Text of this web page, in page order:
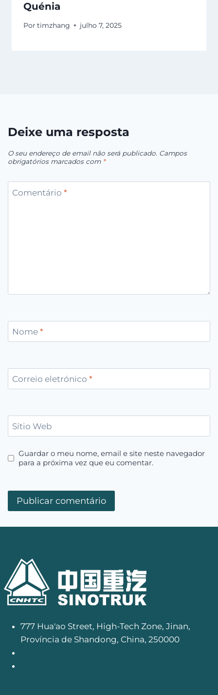
Quénia
Por timzhang julho 7, 2025
Deixe uma resposta
O seu endereço de email não será publicado. Campos
obrigatórios marcados com *
Comentário *
Nome *
Correio eletrónico *
Sítio Web
Guardar o meu nome, email e site neste navegador
para a próxima vez que eu comentar.
777 Hua'ao Street, High-Tech Zone, Jinan,
Província de Shandong, China, 250000